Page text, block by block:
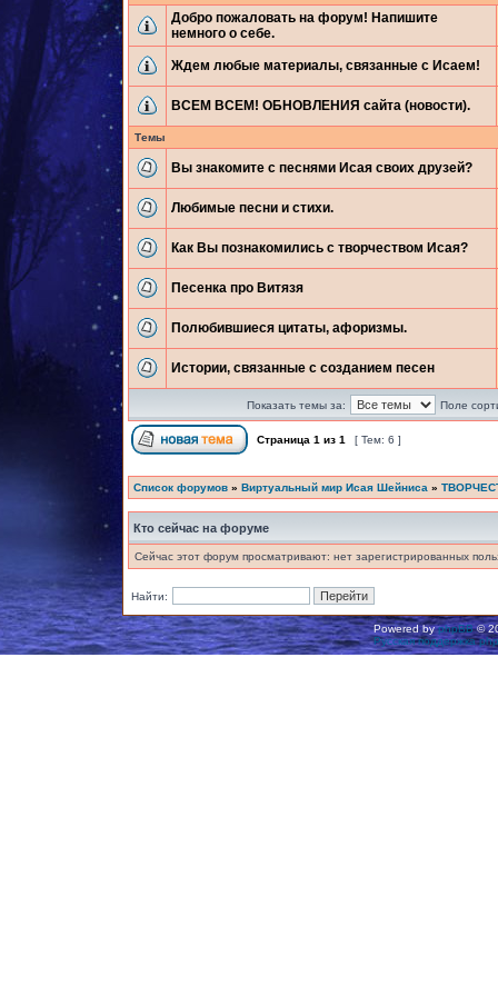
Добро пожаловать на форум! Напишите
немного о себе.
Ждем любые материалы, связанные с Исаем!
ВСЕМ ВСЕМ! ОБНОВЛЕНИЯ сайта (новости).
Темы
Вы знакомите с песнями Исая своих друзей?
Любимые песни и стихи.
Как Вы познакомились с творчеством Исая?
Песенка про Витязя
Полюбившиеся цитаты, афоризмы.
Истории, связанные с созданием песен
Показать темы за: Поле
Страница 1 из 1 [ Тем: 6 ]
Список форумов » Виртуальный мир Исая Шейниса »
Кто сейчас на форуме
Сейчас этот форум просматривают: нет зарегистрированных
Найти:
Powered byphpBB©
Русская поддержка